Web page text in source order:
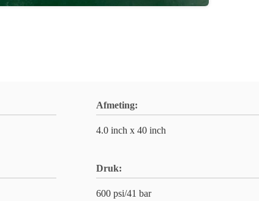
Afmeting:
4.0 inch x 40 inch
Druk:
600 psi/41 bar